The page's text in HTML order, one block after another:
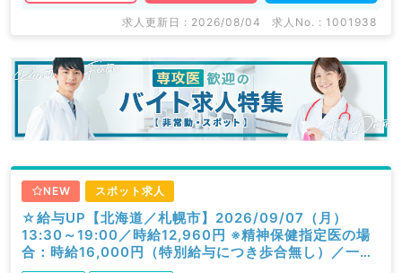
求人更新日 : 2026/08/04 求人No. : 1001938
NEW スポット求人
☆給与UP【北海道／札幌市】2026/09/07（月）
13:30～19:00／時給12,960円 ※精神保健指定医の場
合：時給16,000円（特別給与につき歩合無し）／一般
外来／精神科